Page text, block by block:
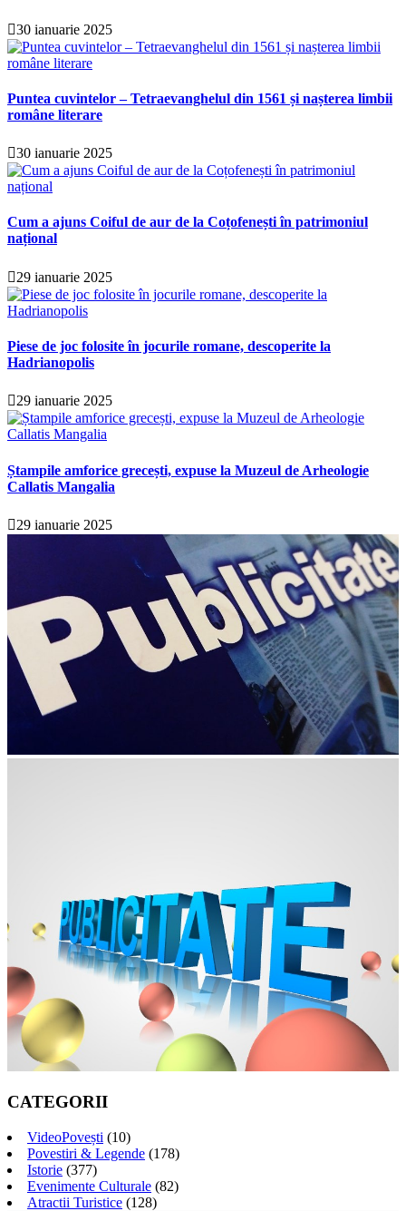
30 ianuarie 2025
Puntea cuvintelor – Tetraevanghelul din 1561 și nașterea limbii
române literare
30 ianuarie 2025
Cum a ajuns Coiful de aur de la Coțofenești în patrimoniul
național
29 ianuarie 2025
Piese de joc folosite în jocurile romane, descoperite la
Hadrianopolis
29 ianuarie 2025
Ștampile amforice grecești, expuse la Muzeul de Arheologie
Callatis Mangalia
29 ianuarie 2025
CATEGORII
VideoPovești (10)
Povestiri & Legende (178)
Istorie (377)
Evenimente Culturale (82)
Atractii Turistice (128)